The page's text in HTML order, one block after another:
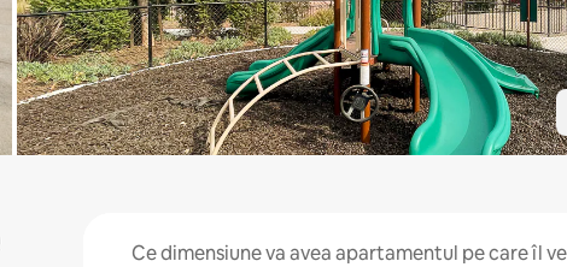
Ce dimensiune va avea apartamentul pe care îl